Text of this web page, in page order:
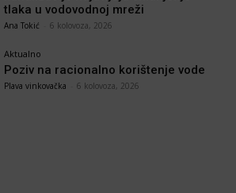
tlaka u vodovodnoj mreži
Ana Tokić 6 kolovoza, 2026
Aktualno
Poziv na racionalno korištenje vode
Plava vinkovačka 6 kolovoza, 2026